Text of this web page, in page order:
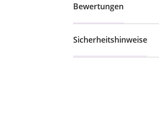
Bewertungen
Sicherheitshinweise